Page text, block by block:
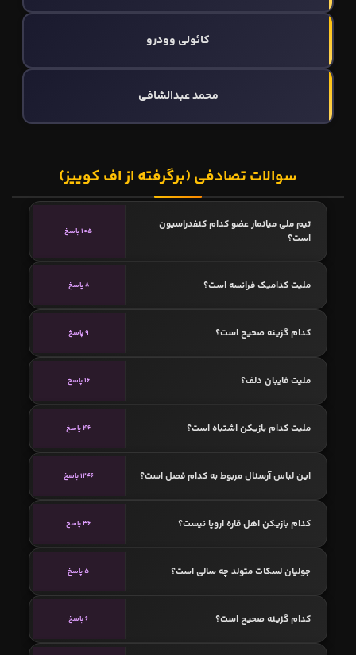
کائولی وودرو
محمد عبدالشافی
سوالات تصادفی (برگرفته از اف کوییز)
تیم ملی میانمار عضو کدام کنفدراسیون
است؟
105 پاسخ
ملیت کدامیک فرانسه است؟ 8 پاسخ
کدام گزینه صحیح است؟ 9 پاسخ
ملیت فایبان دلف؟ 16 پاسخ
ملیت کدام بازیکن اشتباه است؟ 46 پاسخ
این لباس آرسنال مربوط به کدام فصل است؟ 1246 پاسخ
کدام بازیکن اهل قاره اروپا نیست؟ 36 پاسخ
جولیان لسکات متولد چه سالی است؟ 5 پاسخ
کدام گزینه صحیح است؟ 6 پاسخ